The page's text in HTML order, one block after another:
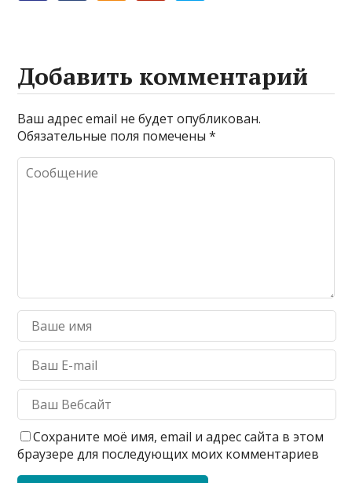
Добавить комментарий
Ваш адрес email не будет опубликован.
Обязательные поля помечены*
Сохраните моё имя, email и адрес сайта в этом
браузере для последующих моих комментариев